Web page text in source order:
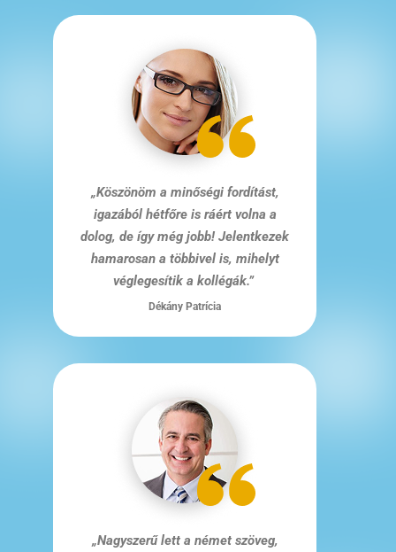
„Köszönöm a minőségi fordítást,
igazából hétfőre is ráért volna a
dolog, de így még jobb! Jelentkezek
hamarosan a többivel is, mihelyt
véglegesítik a kollégák.”
Dékány Patrícia
„Nagyszerű lett a német szöveg,